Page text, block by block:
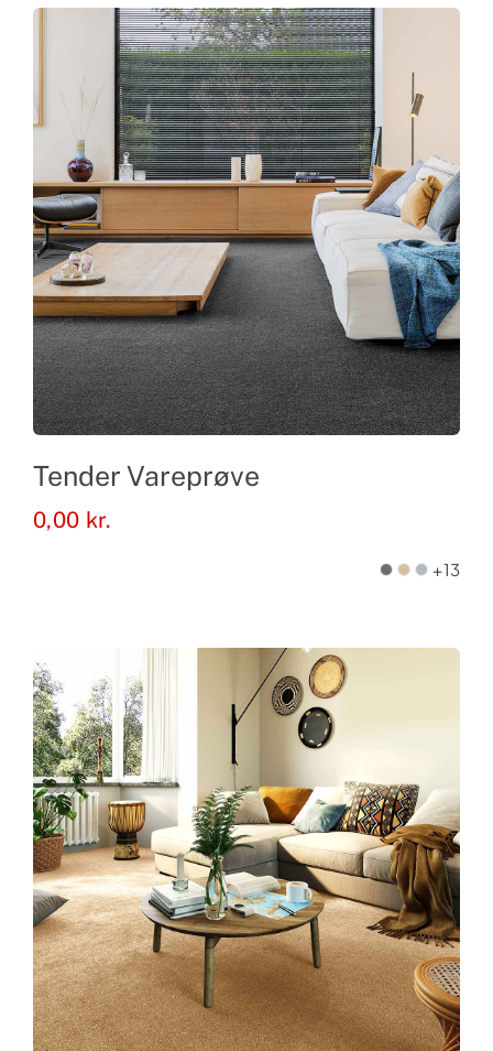
Tender Vareprøve
0,00 kr.
+13